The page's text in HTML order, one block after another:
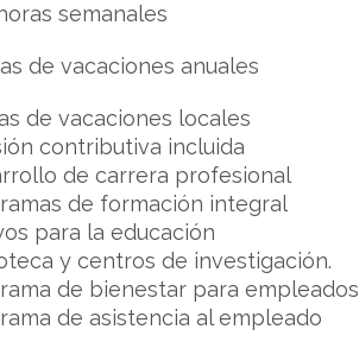
semanales
de vacaciones anuales
de vacaciones locales
contributiva incluida
de carrera profesional
de formación integral
para la educación
y centros de investigación.
de bienestar para empleados
de asistencia al empleado